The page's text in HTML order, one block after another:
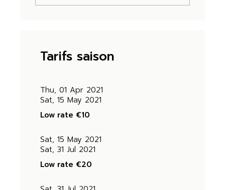
Tarifs saison
Thu, 01 Apr 2021
Sat, 15 May 2021
Low rate €10
Sat, 15 May 2021
Sat, 31 Jul 2021
Low rate €20